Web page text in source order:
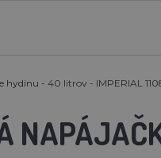
hydinu - 40 litrov - IMPERIAL